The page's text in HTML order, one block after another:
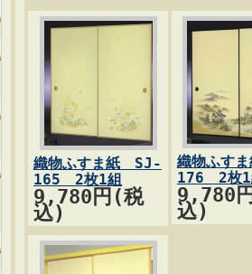
織物ふすま紙 SJ-
165 2枚1組
9,780円(税
込)
織物ふす
176 2枚1
9,780
込)